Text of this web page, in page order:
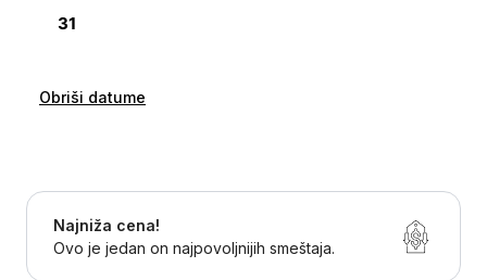
Obriši datume
Najniža cena!
Ovo je jedan on najpovoljnijih smeštaja.